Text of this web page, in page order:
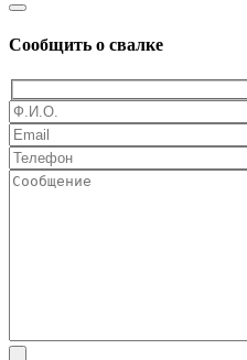
Сообщить о свалке